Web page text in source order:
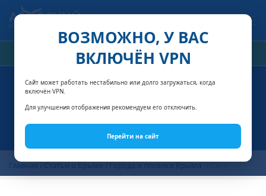
ВОЗМОЖНО, У ВАС
ВКЛЮЧЁН VPN
Сайт может работать нестабильно или долго загружаться, когда
включён VPN.
Для улучшения отображения рекомендуем его отключить.
Перейти на сайт
РАСЧЁТ СТОИМОСТИ
Главная Статьи о Крыме Города и поселки Крыма